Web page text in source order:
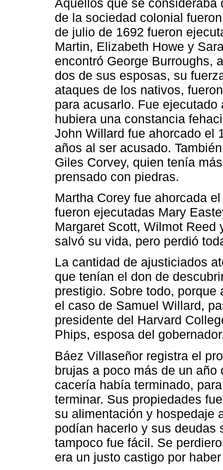
Aquellos que se
de la sociedad colonial
de julio de 1692 fueron
Martin, Elizabeth Howe y
encontró George Burroughs,
dos de sus esposas, su
ataques de los nativos,
para acusarlo. Fue
hubiera una constancia
John Willard fue ahorcado el
años al ser acusado.
Giles Corvey, quien tenía
prensado con piedras.
Martha Corey fue ahorcada
fueron ejecutadas Mary
Margaret Scott, Wilmot Reed
salvó su vida, pero perdió
La cantidad de ajusticiados
que tenían el don de
prestigio. Sobre todo,
el caso de Samuel Willard,
presidente del Harvard
Phips, esposa del
Báez Villaseñor registra el
brujas a poco más de un
cacería había terminado,
terminar. Sus propiedades
su alimentación y hospedaje
podían hacerlo y sus deudas
tampoco fue fácil. Se
era un justo castigo por